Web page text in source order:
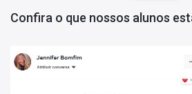
estudos!
Vantagens de estudar com este
Confira o que nossos alunos